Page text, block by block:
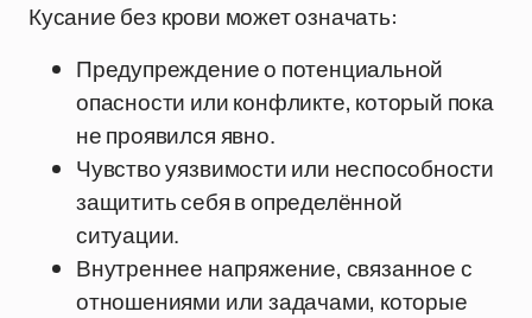
Кусание без крови может означать:
Предупреждение о потенциальной
опасности или конфликте, который пока
не проявился явно.
Чувство уязвимости или неспособности
защитить себя в определённой
ситуации.
Внутреннее напряжение, связанное с
отношениями или задачами, которые